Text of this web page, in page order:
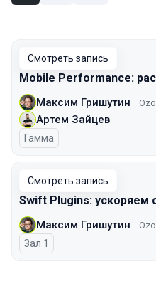
Смотреть запись
Mobile Performance:
Максим Гришутин
Артем Зайцев
Гамма
Смотреть запись
Swift Plugins: ускоряем
Максим Гришутин
Зал 1